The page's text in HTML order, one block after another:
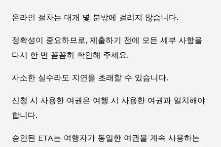
온라인 절차는 대개 몇 분밖에 걸리지 않습니다.
정확성이 중요하므로, 제출하기 전에 모든 세부 사항을
다시 한 번 꼼꼼히 확인해 주세요.
사소한 실수라도 지연을 초래할 수 있습니다.
신청 시 사용한 여권은 여행 시 사용한 여권과 일치해야
합니다.
승인된 ETA는 여행자가 동일한 여권을 계속 사용하는